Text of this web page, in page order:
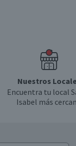
Nuestros
Encuentra tu local
Isabel más